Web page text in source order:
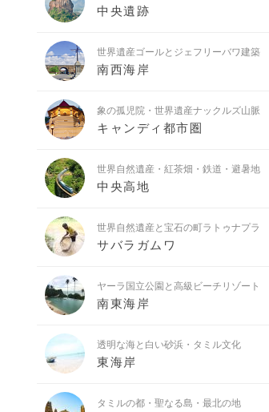
中央遺跡
世界遺産ゴールとジェフリーバワ建築
南西海岸
象の孤児院・世界遺産ナックルズ山脈
キャンディ都市圏
世界自然遺産・紅茶畑・鉄道・避暑地
中央高地
世界自然遺産と宝石の町ラトゥナプラ
サバラガムワ
ヤーラ国立公園と高級ビーチリゾート
南東海岸
透明な海と白い砂浜・タミル文化
東海岸
タミルの都・聖なる島・最北の地